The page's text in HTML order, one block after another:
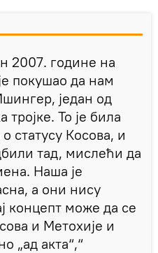
2007. године на
покушао да нам
један од
То је била
статусу Косова, и
тад, мислећи да
Наша је
а они нису
концепт може да се
и Метохије и
„ад акта“,“